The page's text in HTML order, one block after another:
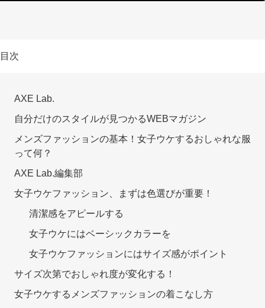
目次
AXE Lab.
自分だけのスタイルが見つかるWEBマガジン
メンズファッションの基本！女子ウケするおしゃれな服
って何？
AXE Lab.編集部
女子ウケファッション、まずは色選びが重要！
清潔感をアピールする
女子ウケにはベーシックカラーを
女子ウケファッションにはサイズ感がポイント
サイズ次第でおしゃれ度が変化する！
女子ウケするメンズファッションの着こなし方